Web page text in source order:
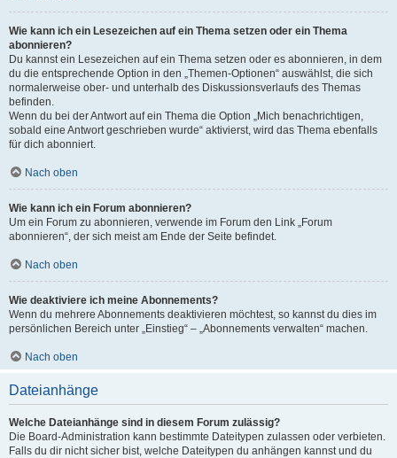
Wie kann ich ein Lesezeichen auf ein Thema setzen oder ein Thema
abonnieren?
Du kannst ein Lesezeichen auf ein Thema setzen oder es abonnieren, in dem
du die entsprechende Option in den „Themen-Optionen“ auswählst, die sich
normalerweise ober- und unterhalb des Diskussionsverlaufs des Themas
befinden.
Wenn du bei der Antwort auf ein Thema die Option „Mich benachrichtigen,
sobald eine Antwort geschrieben wurde“ aktivierst, wird das Thema ebenfalls
für dich abonniert.
Nach oben
Wie kann ich ein Forum abonnieren?
Um ein Forum zu abonnieren, verwende im Forum den Link „Forum
abonnieren“, der sich meist am Ende der Seite befindet.
Nach oben
Wie deaktiviere ich meine Abonnements?
Wenn du mehrere Abonnements deaktivieren möchtest, so kannst du dies im
persönlichen Bereich unter „Einstieg“ – „Abonnements verwalten“ machen.
Nach oben
Dateianhänge
Welche Dateianhänge sind in diesem Forum zulässig?
Die Board-Administration kann bestimmte Dateitypen zulassen oder verbieten.
Falls du dir nicht sicher bist, welche Dateitypen du anhängen kannst und du